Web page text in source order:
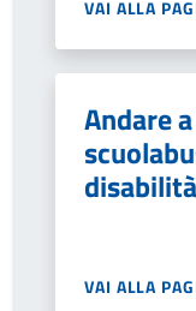
VAI ALLA
Andare
disabilità
VAI ALLA